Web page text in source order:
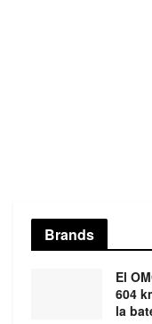
Brands
El
604
la